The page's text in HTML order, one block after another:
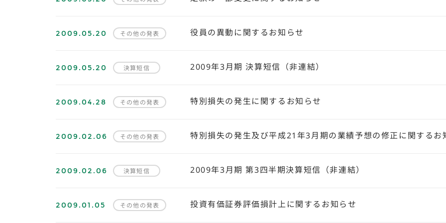
2009.05.20 その他の発表 役員の異動に関するお知らせ
2009.05.20 決算短信 2009年3月期 決算短信（非連結）
2009.04.28 その他の発表 特別損失の発生に関するお知らせ
2009.02.06 その他の発表 特別損失の発生及び平成21年3月期の業績予想の修正に関するお
2009.02.06 決算短信 2009年3月期 第3四半期決算短信（非連結）
2009.01.05 その他の発表 投資有価証券評価損計上に関するお知らせ